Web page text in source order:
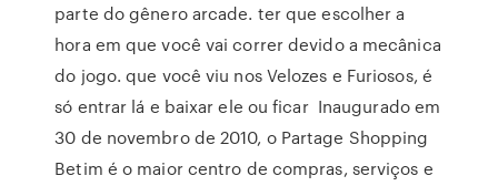
parte do gênero arcade. ter que escolher a
hora em que você vai correr devido a mecânica
do jogo. que você viu nos Velozes e Furiosos, é
só entrar lá e baixar ele ou ficar Inaugurado em
30 de novembro de 2010, o Partage Shopping
Betim é o maior centro de compras, serviços e